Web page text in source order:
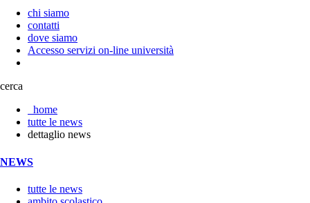
chi siamo
contatti
dove siamo
Accesso servizi on-line università
cerca
home
tutte le news
dettaglio news
NEWS
tutte le news